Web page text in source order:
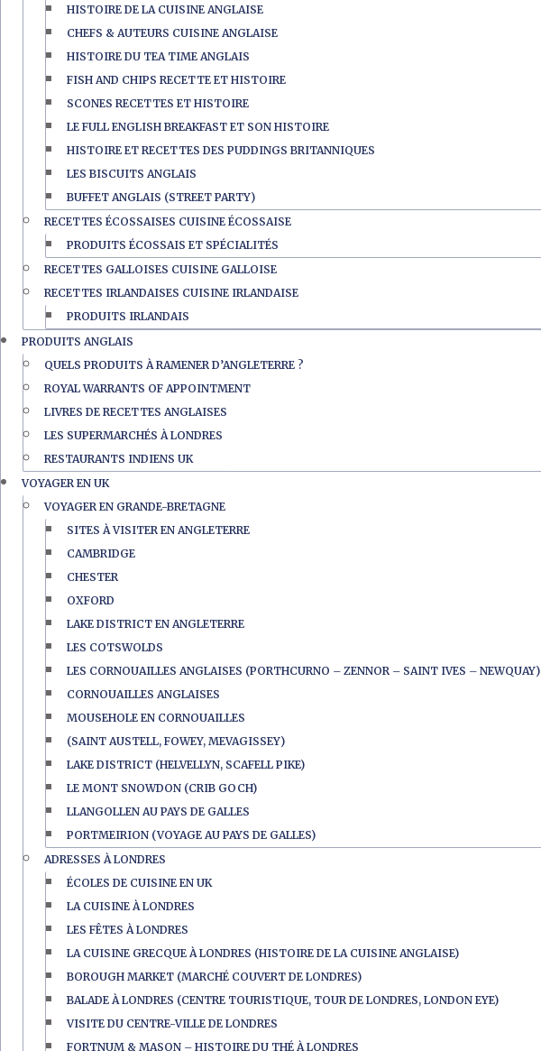
HISTOIRE DE LA CUISINE ANGLAISE
CHEFS & AUTEURS CUISINE ANGLAISE
HISTOIRE DU TEA TIME ANGLAIS
FISH AND CHIPS RECETTE ET HISTOIRE
SCONES RECETTES ET HISTOIRE
LE FULL ENGLISH BREAKFAST ET SON HISTOIRE
HISTOIRE ET RECETTES DES PUDDINGS BRITANNIQUES
LES BISCUITS ANGLAIS
BUFFET ANGLAIS (STREET PARTY)
RECETTES ÉCOSSAISES CUISINE ÉCOSSAISE
PRODUITS ÉCOSSAIS ET SPÉCIALITÉS
RECETTES GALLOISES CUISINE GALLOISE
RECETTES IRLANDAISES CUISINE IRLANDAISE
PRODUITS IRLANDAIS
PRODUITS ANGLAIS
QUELS PRODUITS À RAMENER D’ANGLETERRE ?
ROYAL WARRANTS OF APPOINTMENT
LIVRES DE RECETTES ANGLAISES
LES SUPERMARCHÉS À LONDRES
RESTAURANTS INDIENS UK
VOYAGER EN UK
VOYAGER EN GRANDE-BRETAGNE
SITES À VISITER EN ANGLETERRE
CAMBRIDGE
CHESTER
OXFORD
LAKE DISTRICT EN ANGLETERRE
LES COTSWOLDS
LES CORNOUAILLES ANGLAISES (PORTHCURNO – ZENNOR – SAINT IVES – NEWQUAY)
CORNOUAILLES ANGLAISES
MOUSEHOLE EN CORNOUAILLES
(SAINT AUSTELL, FOWEY, MEVAGISSEY)
LAKE DISTRICT (HELVELLYN, SCAFELL PIKE)
LE MONT SNOWDON (CRIB GOCH)
LLANGOLLEN AU PAYS DE GALLES
PORTMEIRION (VOYAGE AU PAYS DE GALLES)
ADRESSES À LONDRES
ÉCOLES DE CUISINE EN UK
LA CUISINE À LONDRES
LES FÊTES À LONDRES
LA CUISINE GRECQUE À LONDRES (HISTOIRE DE LA CUISINE ANGLAISE)
BOROUGH MARKET (MARCHÉ COUVERT DE LONDRES)
BALADE À LONDRES (CENTRE TOURISTIQUE, TOUR DE LONDRES, LONDON EYE)
VISITE DU CENTRE-VILLE DE LONDRES
FORTNUM & MASON – HISTOIRE DU THÉ À LONDRES